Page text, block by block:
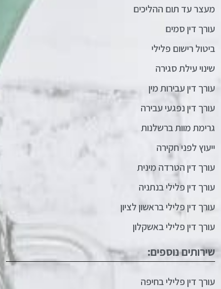
מעצר עד תום ההליכים
עורך דין סמים
ביטול רישום פלילי
שינוי עילת סגירה
עורך דין עבירות מין
עורך דין נפגעי עבירה
גרימת מוות ברשלנות
ייעוץ לפני חקירה
עורך דין הטרדה מינית
עורך דין פלילי בנתניה
עורך דין פלילי בראשון לציון
עורך דין פלילי באשקלון
שירותים נוספים:
עורך דין פלילי בחיפה